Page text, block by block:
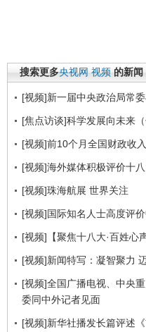
搜索更多央视网 视频 的新闻
[视频]新一届中央政治局常
[焦点访谈]科学发展向未来
[视频]前10个月全国财政收
[视频]海外媒体积极评价十
[视频]珠海航展 世界关注
[视频]国际知名人士高度评
[视频]【聚焦十八大·百姓心
[视频]新闻特写：凝智聚力
[视频]全国广播电视、中央
委同中外记者见面
[视频]新华社播发长篇评述